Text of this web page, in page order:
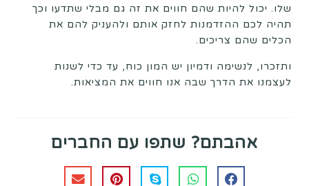
שלו. יכול להיות שהם חווים את זה גם מבלי שתדעו וכך
תהיה לכם ההזדמנות לחזק אותם ולהעניק להם את
הכלים שהם צריכים.
ותזכרו, לנשימה ודמיון יש המון כוח, עד כדי לשנות
לעצמנו את הדרך שבה אנו חווים את המציאות.
אהבתם? שתפו עם החברים